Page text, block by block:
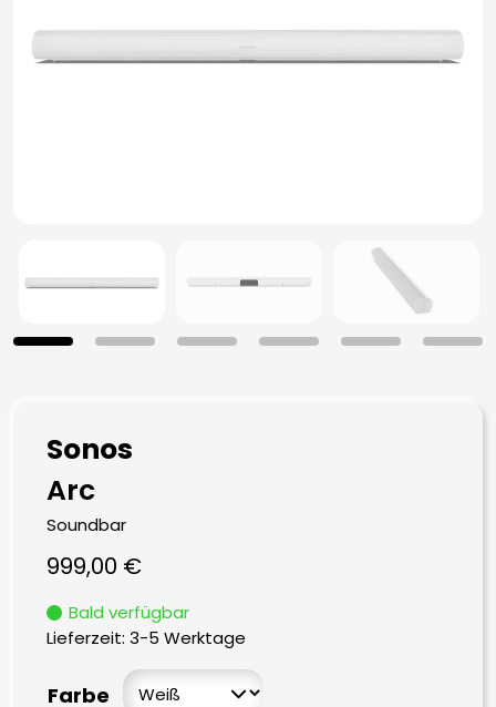
Sonos
Arc
Soundbar
999,00 €
Bald verfügbar
Lieferzeit: 3-5 Werktage
Farbe